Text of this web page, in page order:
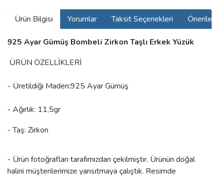
Ürün Bilgisi Yorumlar Taksit Seçenekleri
925 Ayar Gümüş Bombeli Zirkon Taşlı Erkek Yüzük
ÜRÜN ÖZELLİKLERİ
- Üretildiği Maden:925 Ayar Gümüş
- Ağırlık: 11,5gr
- Taş: Zirkon
- Ürün fotoğrafları tarafımızdan çekilmiştir. Ürünün doğal
halini müşterilerimize yansıtmaya çalıştık. Resimde